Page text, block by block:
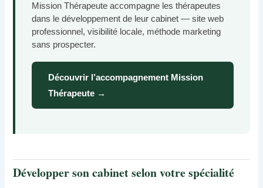
Mission Thérapeute accompagne les thérapeutes
dans le développement de leur cabinet — site web
professionnel, visibilité locale, méthode marketing
sans prospecter.
Découvrir l’accompagnement Mission
Thérapeute →
Développer son cabinet selon votre spécialité